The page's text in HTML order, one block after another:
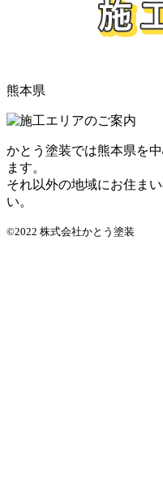
熊本県
かとう塗装では熊本県を
ます。
それ以外の地域にお住ま
い。
©2022 株式会社かとう塗装